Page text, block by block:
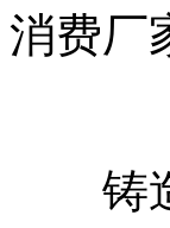
消费厂
铸造